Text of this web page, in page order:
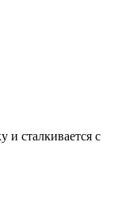
и сталкивается с